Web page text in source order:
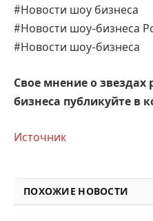
#Новости шоу бизнеса
#Новости шоу-бизнеса
#Новости шоу-бизнеса
Свое мнение о звездах
бизнеса публикуйте в
Источник
ПОХОЖИЕ НОВОСТИ